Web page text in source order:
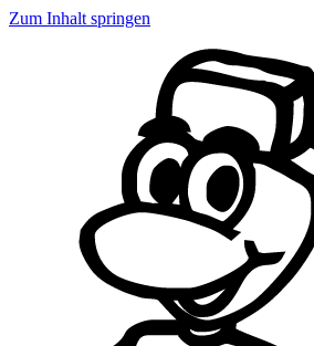
Zum Inhalt springen